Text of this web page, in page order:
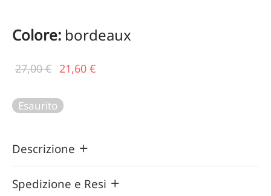
Colore: bordeaux
27,00€ Il prezzo
era:
27,00 €.
21,60 €
Esaurito
Descrizione
Spedizione e Resi